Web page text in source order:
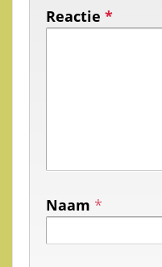
Reactie *
Naam *